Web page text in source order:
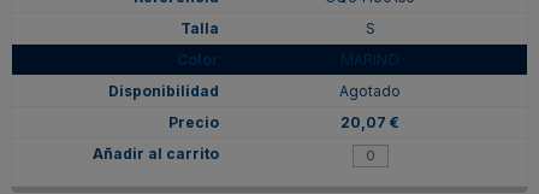
S
MARINO
Agotado
20,07 €